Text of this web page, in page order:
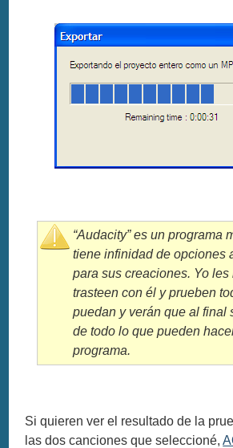
“Audacity”es un programa
tiene infinidad de opciones
para sus creaciones. Yo
trasteen con él y prueben
puedan y verán que al final
de todo lo que pueden
programa.
Si quieren ver el resultado de la
las dos canciones que seleccioné,